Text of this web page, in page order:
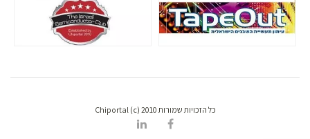
כל הזכויות שמורות Chiportal (c) 2010